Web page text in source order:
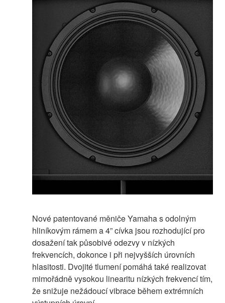
Nové patentované měniče Yamaha s odolným
hliníkovým rámem a 4” cívka jsou rozhodující pro
dosažení tak působivé odezvy v nízkých
frekvencích, dokonce i při nejvyšších úrovních
hlasitosti. Dvojité tlumení pomáhá také realizovat
mimořádně vysokou linearitu nízkých frekvencí tím,
že snižuje nežádoucí vibrace během extrémních